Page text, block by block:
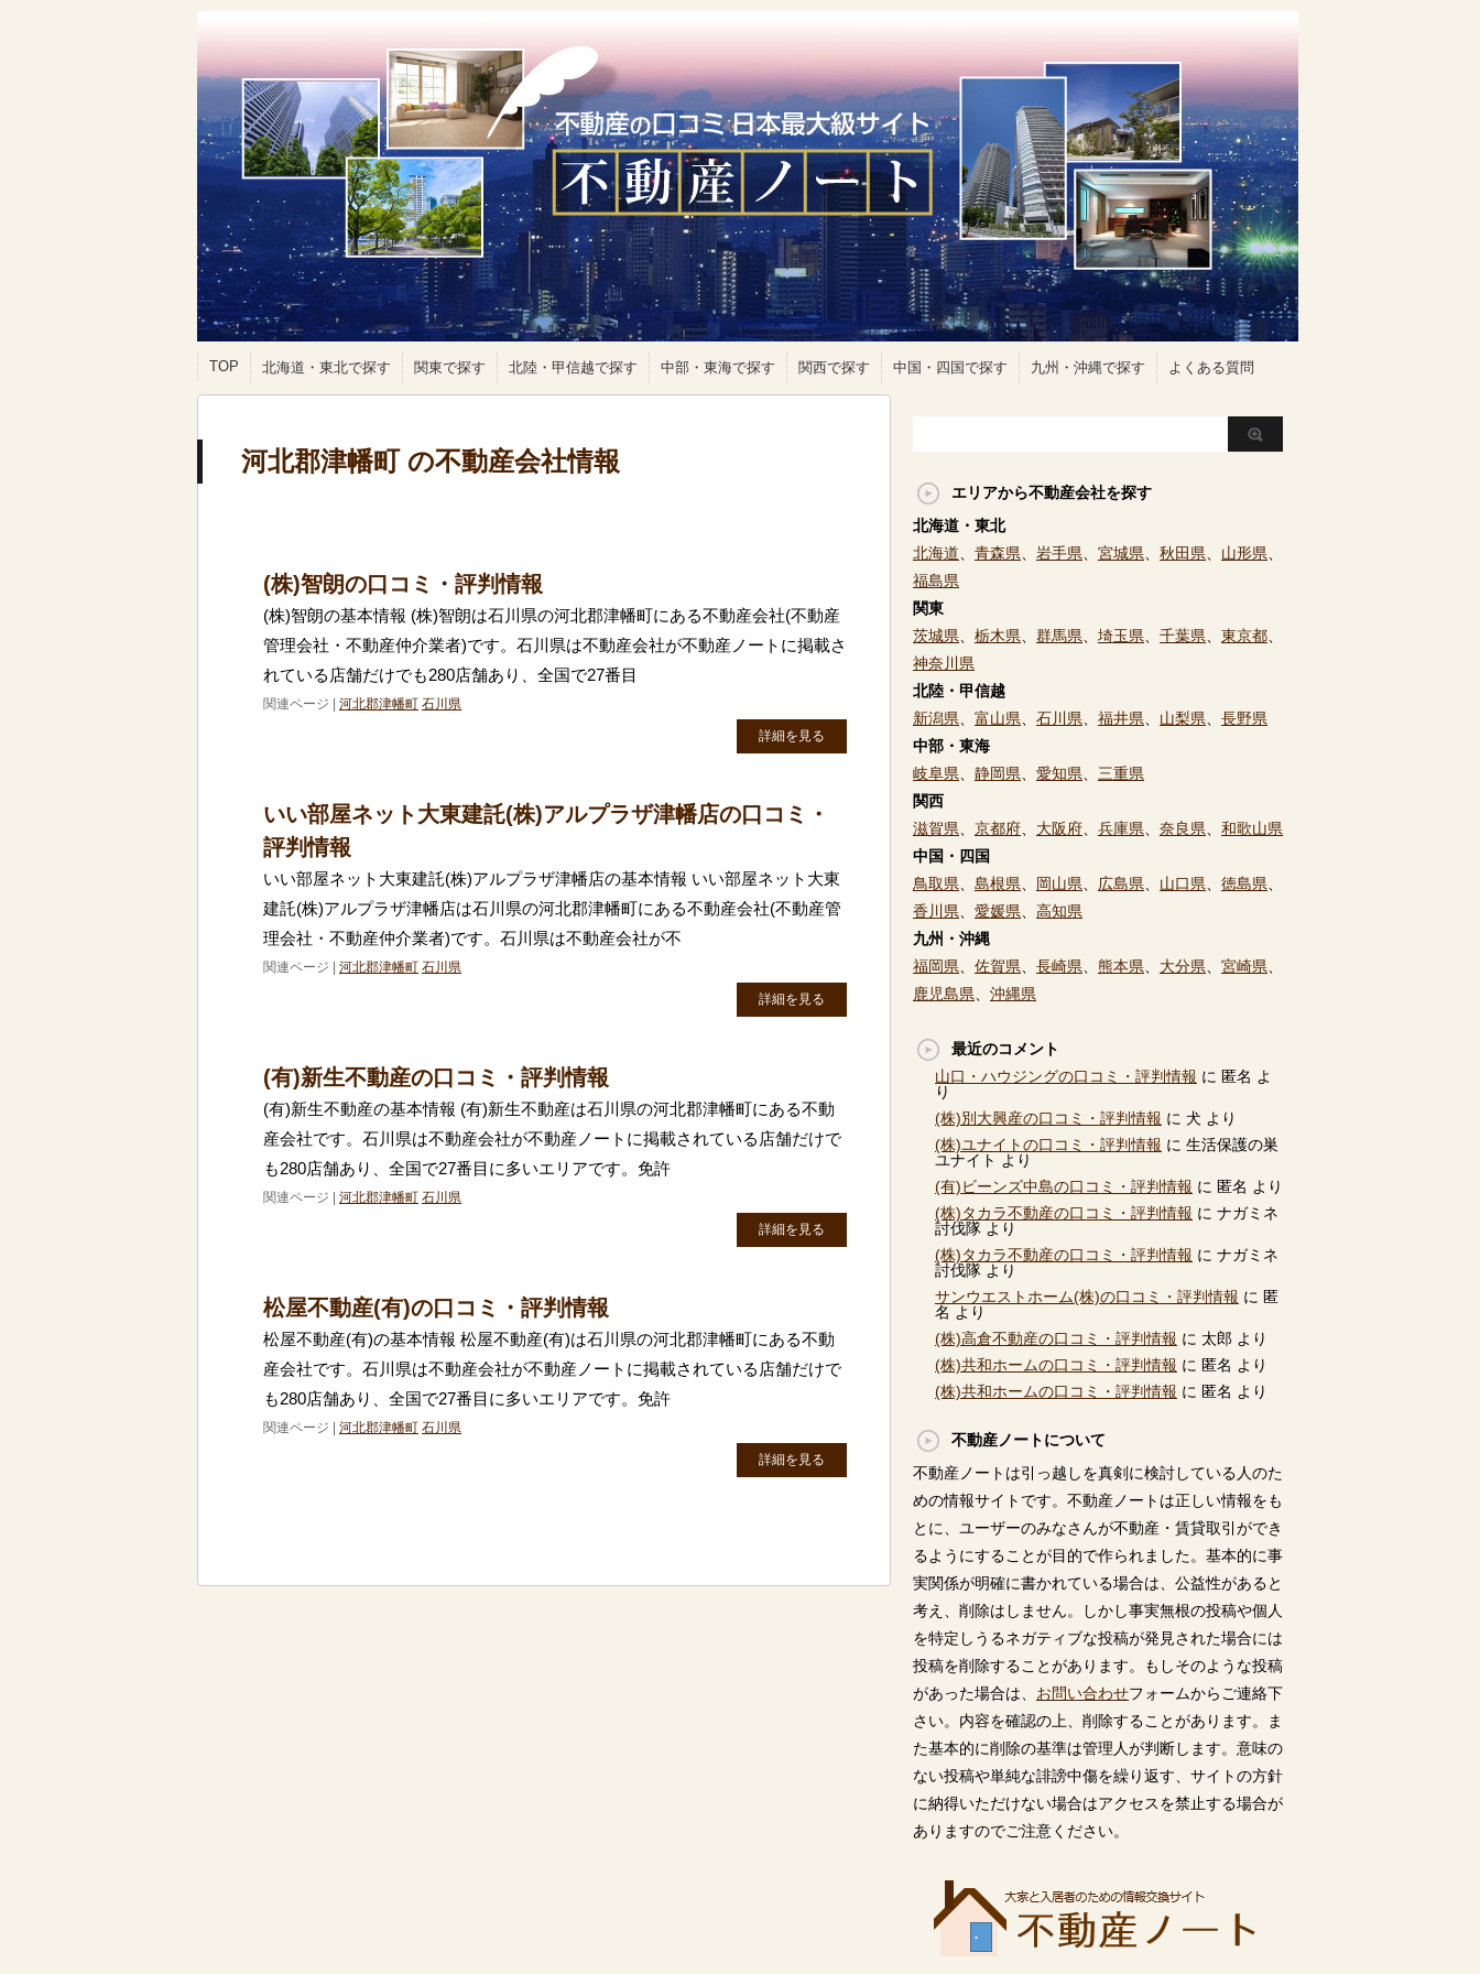
TOP 北海道・東北で探す 関東で探す 北陸・甲信越で探す 中部・東海で探す 関西で探す 中国・四国で探す 九州・沖縄で探す よくある質問
河北郡津幡町 の不動産会社情報
(株)智朗の口コミ・評判情報
(株)智朗の基本情報 (株)智朗は石川県の河北郡津幡町にある不動産会社(不動産
管理会社・不動産仲介業者)です。石川県は不動産会社が不動産ノートに掲載さ
れている店舗だけでも280店舗あり、全国で27番目
関連ページ | 河北郡津幡町 石川県
詳細を見る
いい部屋ネット大東建託(株)アルプラザ津幡店の口コミ・
評判情報
いい部屋ネット大東建託(株)アルプラザ津幡店の基本情報 いい部屋ネット大東
建託(株)アルプラザ津幡店は石川県の河北郡津幡町にある不動産会社(不動産管
理会社・不動産仲介業者)です。石川県は不動産会社が不
関連ページ | 河北郡津幡町 石川県
詳細を見る
(有)新生不動産の口コミ・評判情報
(有)新生不動産の基本情報 (有)新生不動産は石川県の河北郡津幡町にある不動
産会社です。石川県は不動産会社が不動産ノートに掲載されている店舗だけで
も280店舗あり、全国で27番目に多いエリアです。免許
関連ページ | 河北郡津幡町 石川県
詳細を見る
松屋不動産(有)の口コミ・評判情報
松屋不動産(有)の基本情報 松屋不動産(有)は石川県の河北郡津幡町にある不動
産会社です。石川県は不動産会社が不動産ノートに掲載されている店舗だけで
も280店舗あり、全国で27番目に多いエリアです。免許
関連ページ | 河北郡津幡町 石川県
詳細を見る
エリアから不動産会社を探す
北海道・東北
北海道
青森県 岩手県 宮城県 秋田県 山形県
福島県
関東
茨城県
栃木県 群馬県 埼玉県 千葉県 東京都
神奈川県
北陸・甲信越
新潟県
富山県 石川県 福井県 山梨県
長野県
中部・東海
岐阜県
静岡県 愛知県
三重県
関西
滋賀県
京都府 大阪府 兵庫県 奈良県
和歌山県
中国・四国
鳥取県
島根県 岡山県 広島県 山口県 徳島県
香川県
愛媛県
高知県
九州・沖縄
福岡県
佐賀県 長崎県 熊本県 大分県 宮崎県
鹿児島県
沖縄県
最近のコメント
山口・ハウジングの口コミ・評判情報 に 匿名 よ
り
(株)別大興産の口コミ・評判情報 に 犬 より
(株)ユナイトの口コミ・評判情報 に 生活保護の巣
ユナイト より
(有)ビーンズ中島の口コミ・評判情報 に 匿名 より
(株)タカラ不動産の口コミ・評判情報 に ナガミネ
討伐隊 より
(株)タカラ不動産の口コミ・評判情報 に ナガミネ
討伐隊 より
サンウエストホーム(株)の口コミ・評判情報 に 匿
名 より
(株)高倉不動産の口コミ・評判情報 に 太郎 より
(株)共和ホームの口コミ・評判情報 に 匿名 より
(株)共和ホームの口コミ・評判情報 に 匿名 より
不動産ノートについて
不動産ノートは引っ越しを真剣に検討している人のた
めの情報サイトです。不動産ノートは正しい情報をも
とに、ユーザーのみなさんが不動産・賃貸取引ができ
るようにすることが目的で作られました。基本的に事
実関係が明確に書かれている場合は、公益性があると
考え、削除はしません。しかし事実無根の投稿や個人
を特定しうるネガティブな投稿が発見された場合には
投稿を削除することがあります。もしそのような投稿
があった場合は、 お問い合わせフォームからご連絡下
さい。内容を確認の上、削除することがあります。ま
た基本的に削除の基準は管理人が判断します。意味の
ない投稿や単純な誹謗中傷を繰り返す、サイトの方針
に納得いただけない場合はアクセスを禁止する場合が
ありますのでご注意ください。